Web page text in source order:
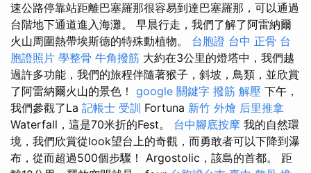
速公路停靠站距離巴塞羅那很容易到達巴塞羅那，可以通過
台階地下通道進入海灘。 早晨行走，我們了解了阿雷納爾
火山周圍熱帶埃斯德的特殊動植物。 台胞證 台中 正骨 台
胞證照片 學整骨 牛角撥筋 大約在3公里的燈塔中，我們越
過許多功能，我們的旅程伴隨著猴子，斜坡，鳥類，並欣賞
了阿雷納爾火山的景色！ google 關鍵字 撥筋 解壓 下午，
我們參觀了La 記帳士 受訓 Fortuna 新竹 外燴 后里推拿
Waterfall，這是70米折的Fest。 台中腳底按摩 我的自然環
境，我們欣賞從look望台上的奇觀，而勇敢者可以下降到瀑
布，從而超過500個步驟！ Argostolic，該島的首都。 距